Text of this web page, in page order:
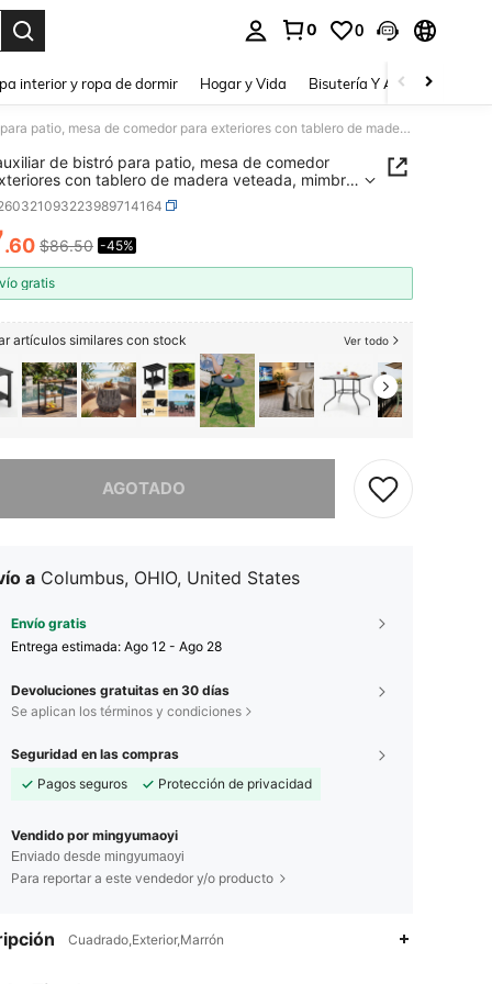
0 0
interior y ropa de dormir Hogar y Vida Bisutería Y Accesorios
Mesa auxiliar de bistró para patio, mesa de comedor para exteriores con tablero de madera veteada, mimbre tejido, ratán, estructura metálica para terraza, piscina, jardín o porche (marrón).
de bistró para patio, mesa de comedor
con tablero de madera veteada, mimbre
estructura metálica para terraza, piscina,
porche (marrón).
AND AVAILABILITY
.60 $86.50 -45%
gratis
artículos similares con stock Ver todo
AGOTADO
este producto está agotado.
a Columbus, OHIO, United States
Envío gratis
Entrega estimada: Ago 12 - Ago 28
Devoluciones gratuitas en 30 días
Se aplican los términos y condiciones
Seguridad en las compras
Pagos seguros
Protección de privacidad
Vendido por mingyumaoyi
Enviado desde mingyumaoyi
Para reportar a este vendedor y/o producto
Cuadrado,Exterior,Marrón
4.76 353